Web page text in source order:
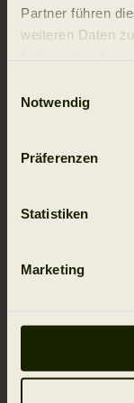
Partner führen
weiteren Daten
Notwendig
Präferenzen
Statistiken
Marketing